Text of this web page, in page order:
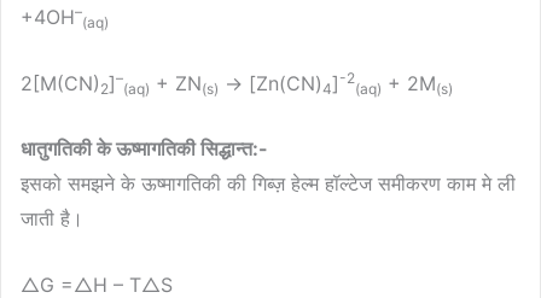
+4OH–
(aq)
2[M(CN) 2]–
(aq) + ZN(s) → [Zn(CN)4] -2
(aq) + 2M(s)
धातुगतिकी के ऊष्मागतिकी सिद्धान्त:-
इसको समझने के ऊष्मागतिकी की गिब्ज़ हेल्म हॉल्टेज समीकरण काम मे ली
जाती है।
△G =△H – T△S